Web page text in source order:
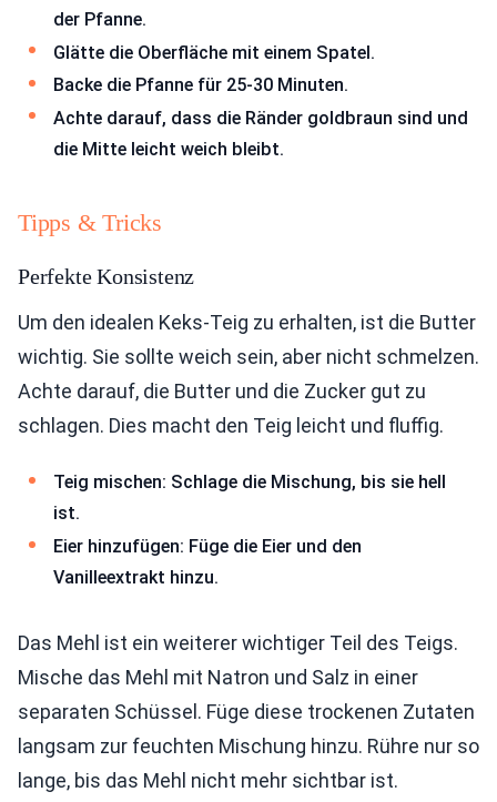
der Pfanne.
Glätte die Oberfläche mit einem Spatel.
Backe die Pfanne für 25-30 Minuten.
Achte darauf, dass die Ränder goldbraun sind und
die Mitte leicht weich bleibt.
Tipps & Tricks
Perfekte Konsistenz
Um den idealen Keks-Teig zu erhalten, ist die Butter
wichtig. Sie sollte weich sein, aber nicht schmelzen.
Achte darauf, die Butter und die Zucker gut zu
schlagen. Dies macht den Teig leicht und fluffig.
Teig mischen: Schlage die Mischung, bis sie hell
ist.
Eier hinzufügen: Füge die Eier und den
Vanilleextrakt hinzu.
Das Mehl ist ein weiterer wichtiger Teil des Teigs.
Mische das Mehl mit Natron und Salz in einer
separaten Schüssel. Füge diese trockenen Zutaten
langsam zur feuchten Mischung hinzu. Rühre nur so
lange, bis das Mehl nicht mehr sichtbar ist.